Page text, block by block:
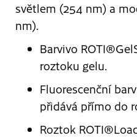
světlem (254 nm) a
nm).
Barvivo
roztoku gelu.
Fluorescenční
přidává přímo do
Roztok